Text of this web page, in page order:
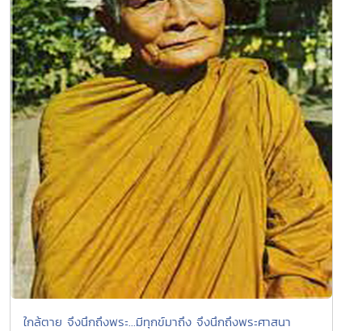
ใกล้ตาย จึงนึกถึงพระ...มีทุกข์มาถึง จึงนึกถึงพระศาสนา